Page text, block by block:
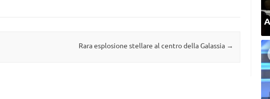
Rara esplosione stellare al centro della Galassia →